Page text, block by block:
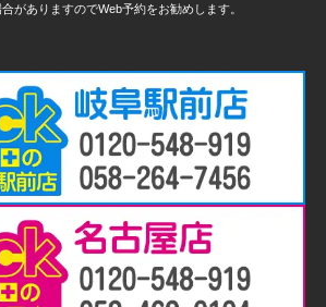
がありますのでWeb予約をお勧めします。